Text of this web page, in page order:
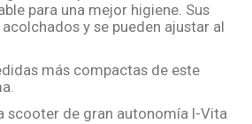
para una mejor higiene. Sus
y se pueden ajustar al
más compactas de este
scooter de gran autonomía I-Vita